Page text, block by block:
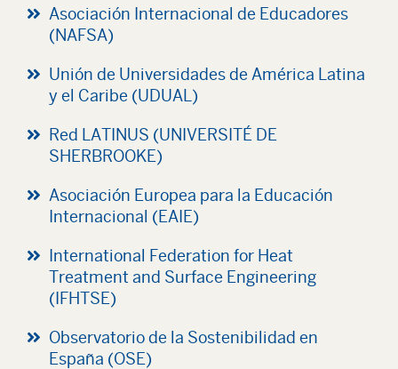
Asociación Internacional de Educadores
(NAFSA)
Unión de Universidades de América Latina
y el Caribe (UDUAL)
Red LATINUS (UNIVERSITÉ DE
SHERBROOKE)
Asociación Europea para la Educación
Internacional (EAIE)
International Federation for Heat
Treatment and Surface Engineering
(IFHTSE)
Observatorio de la Sostenibilidad en
España (OSE)